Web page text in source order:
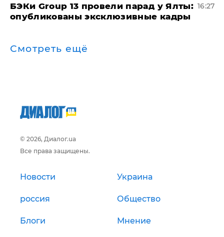
​БЭКи Group 13 провели парад у Ялты:
опубликованы эксклюзивные кадры
16:27
Смотреть ещё
© 2026, Диалог.ua
Все права защищены.
Новости Украина
россия Общество
Блоги Мнение